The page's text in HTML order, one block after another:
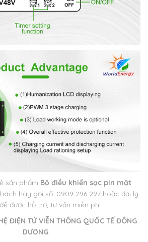
sản phẩm Bộ điều khiển sạc pin mặt
hãy gọi số: 0909 296 297 hoặc đại lý
được hỗ trợ, tư vấn miễn phí.
ĐIỆN TỬ VIỄN THÔNG QUỐC TẾ ĐÔNG
DƯƠNG